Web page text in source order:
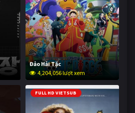
Đảo Hải Tặc
4,204,056 lượt xem
FULL HD VIETSUB